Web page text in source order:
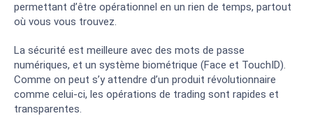
permettant d’être opérationnel en un rien de temps, partout
où vous vous trouvez.
La sécurité est meilleure avec des mots de passe
numériques, et un système biométrique (Face et TouchID).
Comme on peut s’y attendre d’un produit révolutionnaire
comme celui-ci, les opérations de trading sont rapides et
transparentes.